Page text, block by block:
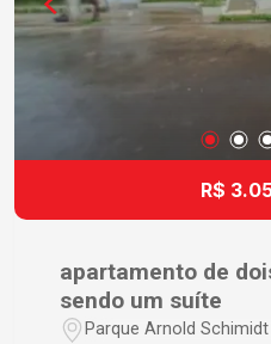
R$
apartamento de
sendo um suíte
Parque Arnold